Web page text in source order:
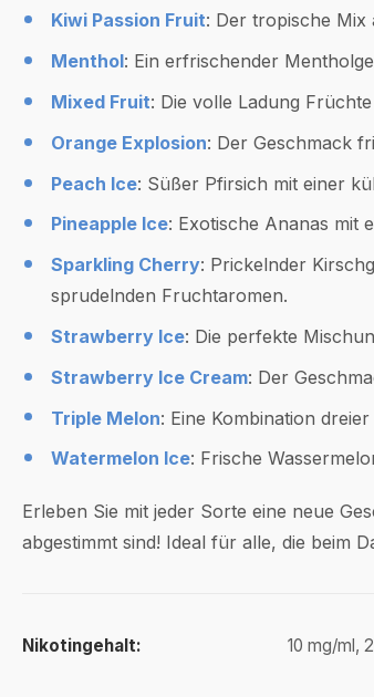
Kiwi Passion Fruit: Der tropische Mix
Menthol: Ein erfrischender
Mixed Fruit: Die volle Ladung
Orange Explosion: Der Geschmack
Peach Ice: Süßer Pfirsich mit einer
Pineapple Ice: Exotische Ananas mit
Sparkling Cherry: Prickelnder
sprudelnden Fruchtaromen.
Strawberry Ice: Die perfekte
Strawberry Ice Cream: Der
Triple Melon: Eine Kombination
Watermelon Ice: Frische
Erleben Sie mit jeder Sorte eine neue
abgestimmt sind! Ideal für alle, die beim
Nikotingehalt: 10 mg/ml,